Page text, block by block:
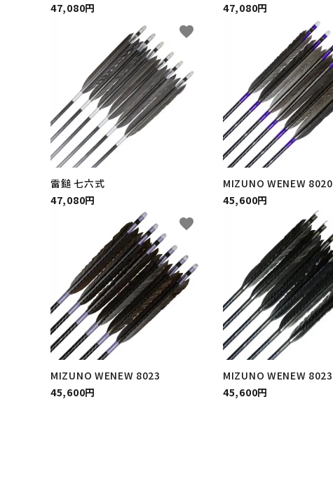
47,080円
47,080円
雷鎚 七六式
47,080円
favorite
MIZUNO WENEW 8020
45,600円
MIZUNO WENEW 8023
45,600円
favorite
MIZUNO WENEW 8023
45,600円